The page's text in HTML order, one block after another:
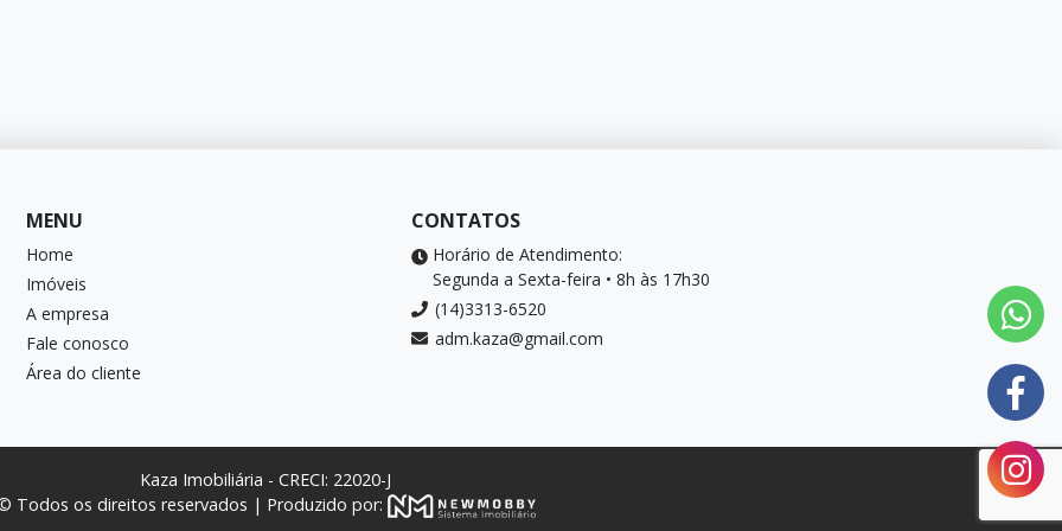
MENU
Home
Imóveis
A empresa
Fale conosco
Área do cliente
CONTATOS
Horário de Atendimento:
Segunda a Sexta-feira • 8h às 17h30
(14)3313-6520
adm.kaza@gmail.com
Kaza Imobiliária - CRECI: 22020-J
Todos os direitos reservados | Produzido por: